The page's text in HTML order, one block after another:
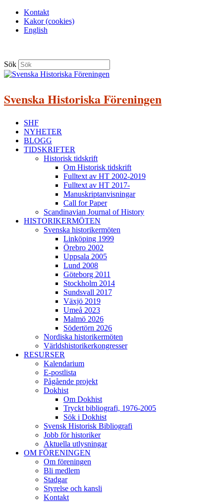
Kontakt
Kakor (cookies)
English
Sök
Svenska Historiska Föreningen
SHF
NYHETER
BLOGG
TIDSKRIFTER
Historisk tidskrift
Om Historisk tidskrift
Fulltext av HT 2002-2019
Fulltext av HT 2017-
Manuskriptanvisningar
Call for Paper
Scandinavian Journal of History
HISTORIKERMÖTEN
Svenska historikermöten
Linköping 1999
Örebro 2002
Uppsala 2005
Lund 2008
Göteborg 2011
Stockholm 2014
Sundsvall 2017
Växjö 2019
Umeå 2023
Malmö 2026
Södertörn 2026
Nordiska historikermöten
Världshistorikerkongresser
RESURSER
Kalendarium
E-postlista
Pågående projekt
Dokhist
Om Dokhist
Tryckt bibliografi, 1976-2005
Sök i Dokhist
Svensk Historisk Bibliografi
Jobb för historiker
Aktuella utlysningar
OM FÖRENINGEN
Om föreningen
Bli medlem
Stadgar
Styrelse och kansli
Kontakt